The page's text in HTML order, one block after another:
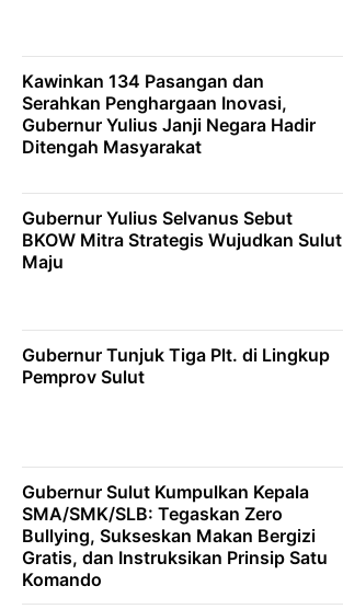
Kawinkan 134 Pasangan dan
Serahkan Penghargaan Inovasi,
Gubernur Yulius Janji Negara Hadir
Ditengah Masyarakat
Gubernur Yulius Selvanus Sebut
BKOW Mitra Strategis Wujudkan Sulut
Maju
Gubernur Tunjuk Tiga Plt. di Lingkup
Pemprov Sulut
Gubernur Sulut Kumpulkan Kepala
SMA/SMK/SLB: Tegaskan Zero
Bullying, Sukseskan Makan Bergizi
Gratis, dan Instruksikan Prinsip Satu
Komando